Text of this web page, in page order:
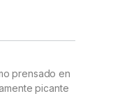
prensado en
picante